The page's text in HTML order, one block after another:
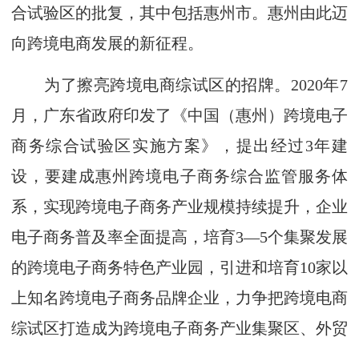
合试验区的批复，其中包括惠州市。惠州由此迈
向跨境电商发展的新征程。
为了擦亮跨境电商综试区的招牌。2020年7
月，广东省政府印发了《中国（惠州）跨境电子
商务综合试验区实施方案》，提出经过3年建
设，要建成惠州跨境电子商务综合监管服务体
系，实现跨境电子商务产业规模持续提升，企业
电子商务普及率全面提高，培育3—5个集聚发展
的跨境电子商务特色产业园，引进和培育10家以
上知名跨境电子商务品牌企业，力争把跨境电商
综试区打造成为跨境电子商务产业集聚区、外贸